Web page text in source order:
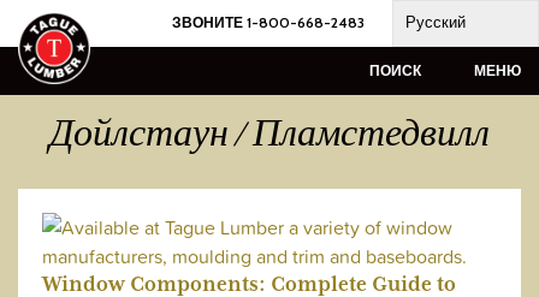
Skip
to
content
ЗВОНИТЕ 1-800-668-2483 Русский
ПОИСК МЕНЮ
Дойлстаун / Пламстедвилл
Window Components: Complete Guide to